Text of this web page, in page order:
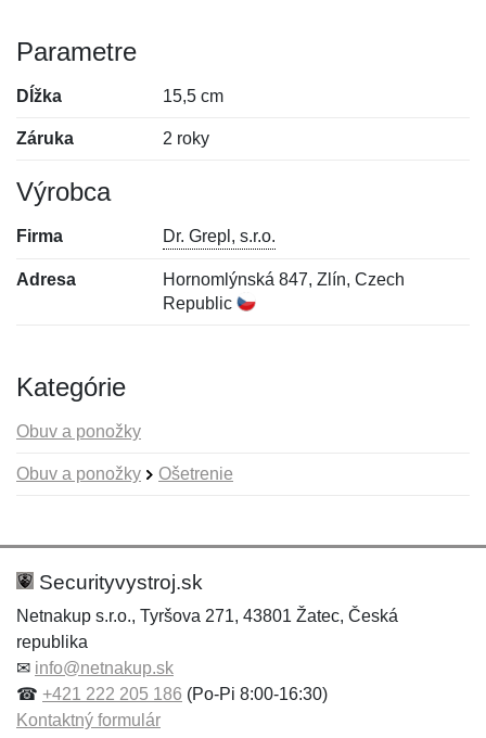
Parametre
Dĺžka 15,5 cm
Záruka 2 roky
Výrobca
Firma Dr. Grepl, s.r.o.
Adresa
Hornomlýnská 847, Zlín, Czech
Republic
Kategórie
Obuv a ponožky
Obuv a ponožky Ošetrenie
Hodnotenie:
Meno:*
Meno:
E-mail:*
Securityvystroj.sk
Netnakup s.r.o., Tyršova 271, 43801 Žatec, Česká
republika
✉ info@netnakup.sk
☎ +421 222 205 186 (Po-Pi 8:00-16:30)
Kontaktný formulár